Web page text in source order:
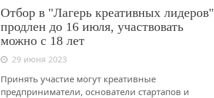
Отбор в "Лагерь креативных лидеров"
продлен до 16 июля, участвовать
можно с 18 лет
29 июня 2023
Принять участие могут креативные
предприниматели, основатели стартапов и